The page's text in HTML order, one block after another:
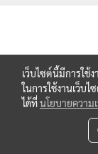
เว็บไซต์นี้มีการใ
ในการใช้งานเว็บ
ได้ที่นโยบายความ